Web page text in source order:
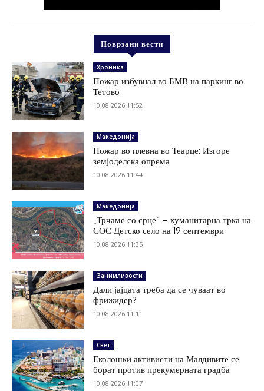
Поврзани вести
Хроника
Пожар избувнал во БМВ на паркинг во
Тетово
10.08.2026 11:52
Македонија
Пожар во плевна во Теарце: Изгоре
земјоделска опрема
10.08.2026 11:44
Македонија
„Трчаме со срце“ – хуманитарна трка на
СОС Детско село на 19 септември
10.08.2026 11:35
Занимливости
Дали јајцата треба да се чуваат во
фрижидер?
10.08.2026 11:11
Свет
Еколошки активисти на Малдивите се
борат против прекумерната градба
10.08.2026 11:07